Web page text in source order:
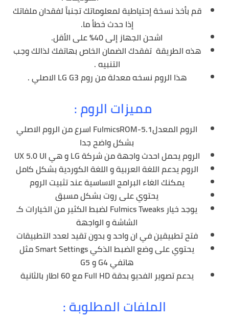
قم بأخذ نسخة إحتياطية لمعلوماتك تجنباً لفقدان ملفاتك
إذا حدث خطأ ما.
اشحن الجهاز إلى 40% على الأقل.
هذه الطريقة تفقدك الضمان الخاص بهاتفك لذالك وجب
التنبيه .
هذا الروم نسخه معدلة من روم LG G3 الاصلي .
مميزات الروم :
الروم المعدلFulmicsROM-5.1 اسرع من الروم الاصلي
بشكل واضح جدا
الروم يحمل احدث واجهة من شركة LG و هي UX 5.0 UI
الروم يدعم اللغة العربية و اللغة الكوردية بشكل كامل
يمكنك الغاء البرامج الاساسية عند تثبيت الروم
يحتوي على روت بشكل مسبق
يوجد خيار Fulmics Tweaks لضبط الكثير من الخيارات كـ
الشاشة و الواجهة
فتح تطبيقين في ان واحد و بدون تقيد لعدد التطبيقات
يحتوي على وضع الضبط الذكي Smart Settings مثل
هاتفي G4 و G5
يدعم تصوير الفديو بدقة Full HD مع 60 اطار بالثانية
الملفات المطلوبة :